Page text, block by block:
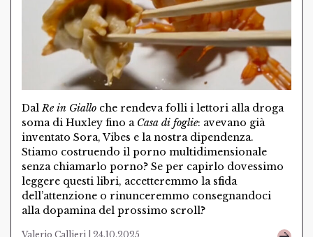
DalRe in Giallo che rendeva folli i lettori alla droga
soma di Huxley fino a Casa di foglie: avevano già
inventato Sora, Vibes e la nostra dipendenza.
Stiamo costruendo il porno multidimensionale
senza chiamarlo porno? Se per capirlo dovessimo
leggere questi libri, accetteremmo la sfida
dell’attenzione o rinunceremmo consegnandoci
alla dopamina del prossimo scroll?
Valerio Callieri | 24.10.2025